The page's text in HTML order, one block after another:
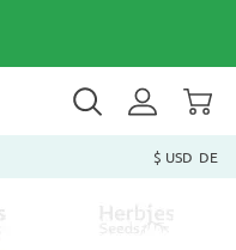
$ USD DE